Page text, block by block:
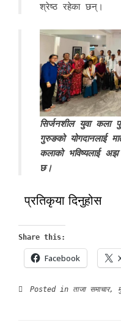
श्रेष्ठ रहेका छन्।
सिर्जनशील युवा कला
गुरुङको योगदानलाई
कलाको भविष्यलाई अझ
छ।
प्रतिकृया दिनुहोस
Share this:
Facebook
Posted in ताजा समाचार,